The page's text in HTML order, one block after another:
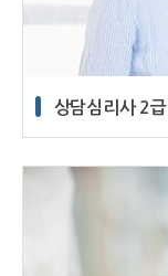
상담심리사 2급